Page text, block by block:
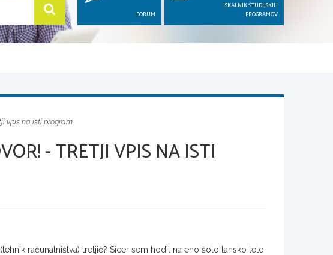
FORUM
ISKALNIK ŠTUDIJSKIH
PROGRAMOV
vpis na isti program
- TRETJI VPIS NA ISTI
računalništva) tretjič? Sicer sem hodil na eno šolo lansko leto